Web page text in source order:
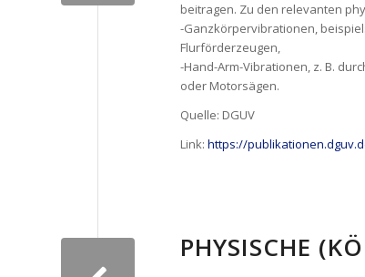
beitragen. Zu den relevanten
-Ganzkörpervibrationen,
Flurförderzeugen,
-Hand-Arm-Vibrationen, z. B.
oder Motorsägen.
Quelle: DGUV
Link: https://
PHYSISCHE